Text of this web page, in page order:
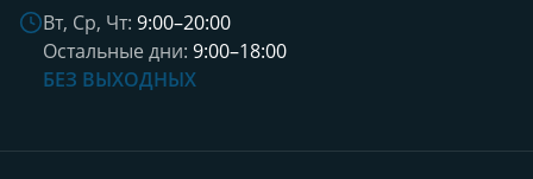
Вт, Ср, Чт: 9:00–20:00
Остальные дни: 9:00–18:00
БЕЗ ВЫХОДНЫХ